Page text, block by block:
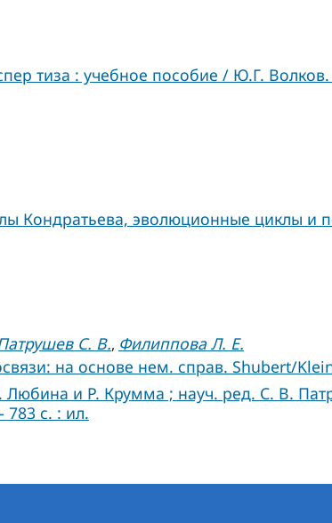
тиза : учебное пособие / Ю.Г.
Кондратьева, эволюционные циклы и
С. В., Филиппова Л. Е.
на основе нем. справ. Shubert/
и Р. Крумма ; науч. ред. С. В.
783 с. : ил.